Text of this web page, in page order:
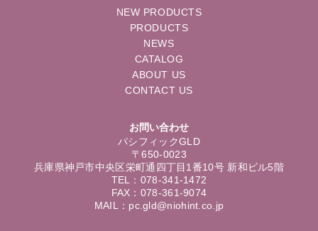
NEW PRODUCTS
PRODUCTS
NEWS
CATALOG
ABOUT US
CONTACT US
お問い合わせ
パシフィックGLD
〒650-0023
兵庫県神戸市中央区栄町通四丁目1番10号 新和ビル5階
TEL：078-341-1472
FAX：078-361-9074
MAIL：pc.gld@niohint.co.jp